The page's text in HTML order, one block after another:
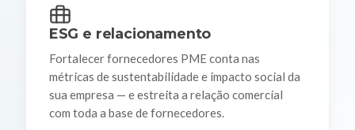
ESG e relacionamento
Fortalecer fornecedores PME conta nas
métricas de sustentabilidade e impacto social da
sua empresa — e estreita a relação comercial
com toda a base de fornecedores.